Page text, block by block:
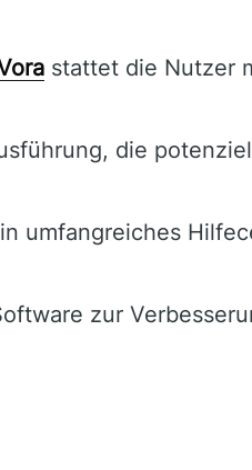
stattet die Nutzer
die
umfangreiches
zur